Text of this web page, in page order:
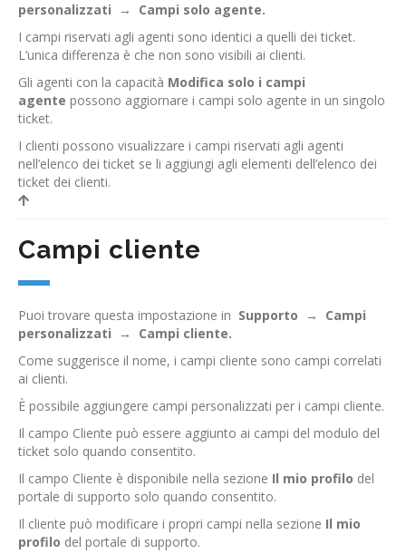
personalizzati
→
Campi solo agente.
I campi riservati agli agenti sono identici a quelli dei ticket.
L’unica differenza è che non sono visibili ai clienti.
Gli agenti con la capacità Modifica solo i campi
agente possono aggiornare i campi solo agente in un singolo
ticket.
I clienti possono visualizzare i campi riservati agli agenti
nell’elenco dei ticket se li aggiungi agli elementi dell’elenco dei
ticket dei clienti.
Campi cliente
Puoi trovare questa impostazione in Supporto →
Campi
personalizzati
→
Campi cliente.
Come suggerisce il nome, i campi cliente sono campi correlati
ai clienti.
È possibile aggiungere campi personalizzati per i campi cliente.
Il campo Cliente può essere aggiunto ai campi del modulo del
ticket solo quando consentito.
Il campo Cliente è disponibile nella sezione Il mio profilo del
portale di supporto solo quando consentito.
Il cliente può modificare i propri campi nella sezione Il mio
profilo del portale di supporto.